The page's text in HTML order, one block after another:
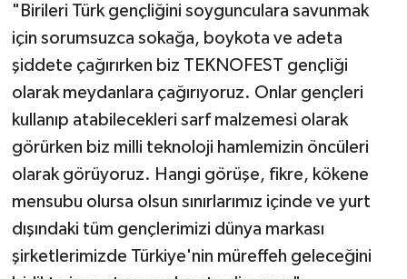
"Birileri Türk gençliğini soygunculara savunmak
için sorumsuzca sokağa, boykota ve adeta
şiddete çağırırken biz TEKNOFEST gençliği
olarak meydanlara çağırıyoruz. Onlar gençleri
kullanıp atabilecekleri sarf malzemesi olarak
görürken biz milli teknoloji hamlemizin öncüleri
olarak görüyoruz. Hangi görüşe, fikre, kökene
mensubu olursa olsun sınırlarımız içinde ve yurt
dışındaki tüm gençlerimizi dünya markası
şirketlerimizde Türkiye'nin müreffeh geleceğini